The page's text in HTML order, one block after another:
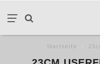
Startseite